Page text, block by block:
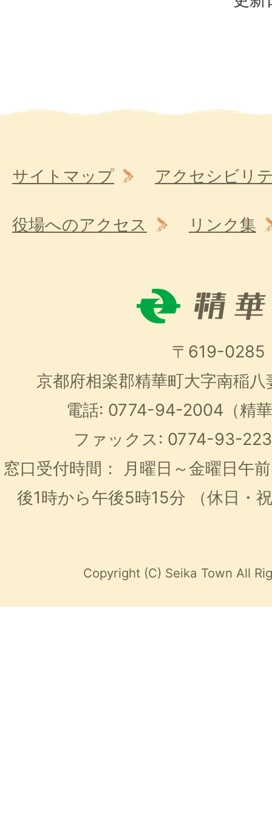
サイトマップ アクセシビリ
役場へのアクセス リンク集
〒619-0285
京都府相楽郡精華町大字南稲
電話: 0774-94-2004（精
ファックス: 0774-93-
窓口受付時間：
月曜日～金曜日午
後1時から午後5時15分
（休日・
Copyright (C) Seika Town All